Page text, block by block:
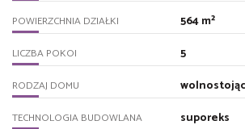
POWIERZCHNIA DZIAŁKI 564 m²
LICZBA POKOI 5
RODZAJ DOMU
TECHNOLOGIA BUDOWLANA suporeks